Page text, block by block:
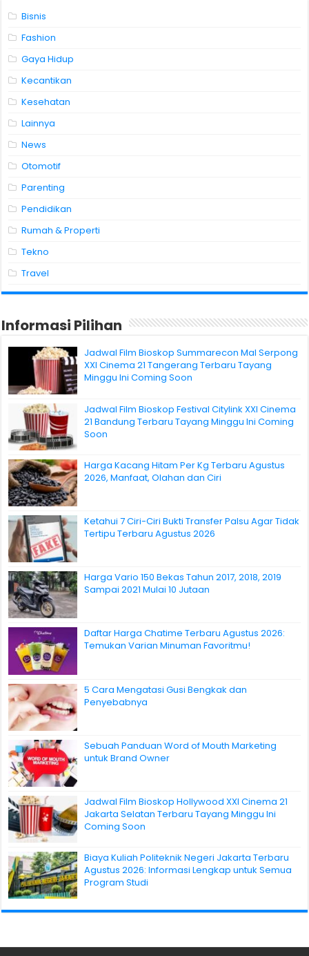
Bisnis
Fashion
Gaya Hidup
Kecantikan
Kesehatan
Lainnya
News
Otomotif
Parenting
Pendidikan
Rumah & Properti
Tekno
Travel
Informasi Pilihan
Jadwal Film Bioskop Summarecon Mal Serpong
XXI Cinema 21 Tangerang Terbaru Tayang
Minggu Ini Coming Soon
Jadwal Film Bioskop Festival Citylink XXI Cinema
21 Bandung Terbaru Tayang Minggu Ini Coming
Soon
Harga Kacang Hitam Per Kg Terbaru Agustus
2026, Manfaat, Olahan dan Ciri
Ketahui 7 Ciri-Ciri Bukti Transfer Palsu Agar Tidak
Tertipu Terbaru Agustus 2026
Harga Vario 150 Bekas Tahun 2017, 2018, 2019
Sampai 2021 Mulai 10 Jutaan
Daftar Harga Chatime Terbaru Agustus 2026:
Temukan Varian Minuman Favoritmu!
5 Cara Mengatasi Gusi Bengkak dan
Penyebabnya
Sebuah Panduan Word of Mouth Marketing
untuk Brand Owner
Jadwal Film Bioskop Hollywood XXI Cinema 21
Jakarta Selatan Terbaru Tayang Minggu Ini
Coming Soon
Biaya Kuliah Politeknik Negeri Jakarta Terbaru
Agustus 2026: Informasi Lengkap untuk Semua
Program Studi